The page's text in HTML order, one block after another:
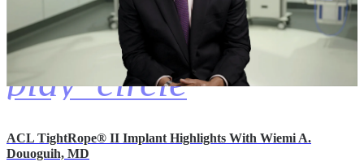
play_circle
ACL TightRope® II Implant Highlights With Wiemi A.
Douoguih, MD